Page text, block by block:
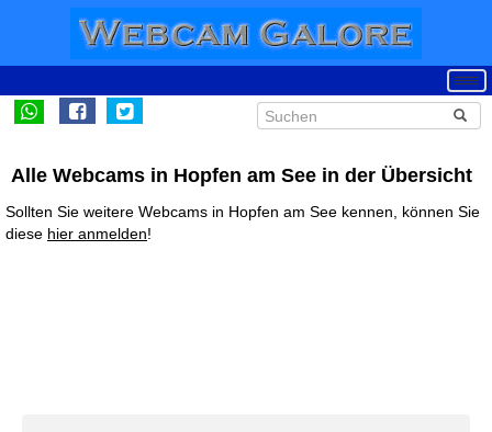
Alle Webcams in Hopfen am See in der Übersicht
Sollten Sie weitere Webcams in Hopfen am See kennen, können Sie
diese hier anmelden!